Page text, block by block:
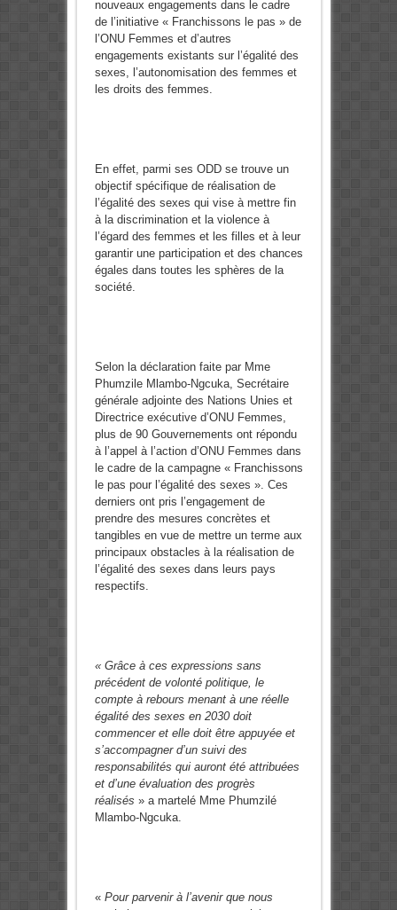
nouveaux engagements dans le cadre
de l’initiative « Franchissons le pas » de
l’ONU Femmes et d’autres
engagements existants sur l’égalité des
sexes, l’autonomisation des femmes et
les droits des femmes.
En effet, parmi ses ODD se trouve un
objectif spécifique de réalisation de
l’égalité des sexes qui vise à mettre fin
à la discrimination et la violence à
l’égard des femmes et les filles et à leur
garantir une participation et des chances
égales dans toutes les sphères de la
société.
Selon la déclaration faite par Mme
Phumzile Mlambo-Ngcuka, Secrétaire
générale adjointe des Nations Unies et
Directrice exécutive d’ONU Femmes,
plus de 90 Gouvernements ont répondu
à l’appel à l’action d’ONU Femmes dans
le cadre de la campagne « Franchissons
le pas pour l’égalité des sexes ». Ces
derniers ont pris l’engagement de
prendre des mesures concrètes et
tangibles en vue de mettre un terme aux
principaux obstacles à la réalisation de
l’égalité des sexes dans leurs pays
respectifs.
« Grâce à ces expressions sans
précédent de volonté politique, le
compte à rebours menant à une réelle
égalité des sexes en 2030 doit
commencer et elle doit être appuyée et
s’accompagner d’un suivi des
responsabilités qui auront été attribuées
et d’une évaluation des progrès
réalisés » a martelé Mme Phumzilé
Mlambo-Ngcuka.
« Pour parvenir à l’avenir que nous